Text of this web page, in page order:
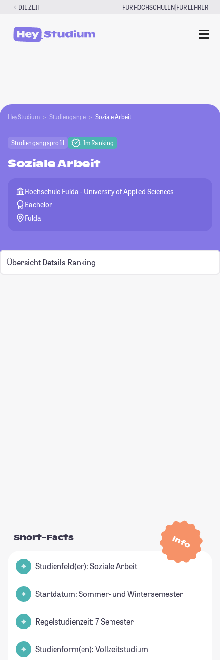
Zum
springen
DIE ZEIT FÜR HOCHSCHULEN|FÜR LEHRER
HeyStudium Studiengänge Soziale Arbeit
Studiengangsprofil Im Ranking
Soziale Arbeit
Hochschule Fulda - University of Applied Sciences
Bachelor
Fulda
Übersicht Details Ranking
Info
Short-Facts
Studienfeld(er): Soziale Arbeit
Startdatum: Sommer- und Wintersemester
Regelstudienzeit: 7 Semester
Studienform(en): Vollzeitstudium